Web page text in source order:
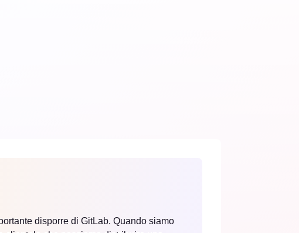
disporre di GitLab. Quando siamo